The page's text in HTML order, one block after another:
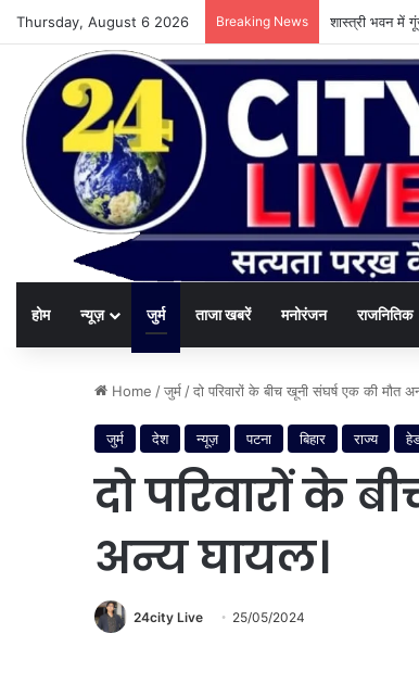
Thursday, August 6 2026 Breaking News शास्त्री भवन में
होम न्यूज़ जुर्म ताजा खबरें मनोरंजन राजनितिक
Home /जुर्म/दो परिवारों के बीच खूनी संघर्ष एक की मौत
जुर्म देश न्यूज़ पटना बिहार राज्य
दो परिवारों के
अन्य घायल।
24city Live 25/05/2024